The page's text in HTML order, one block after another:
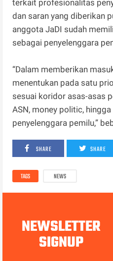
terkait profesionalitas
dan saran yang diberikan
anggota JaDI sudah
sebagai penyelenggara
“Dalam memberikan
menentukan pada satu
sesuai koridor asas-asas
ASN, money politic,
penyelenggara pemilu,”
SHARE SHARE
TAGS NEWS
NEWSLETTER
SIGNUP